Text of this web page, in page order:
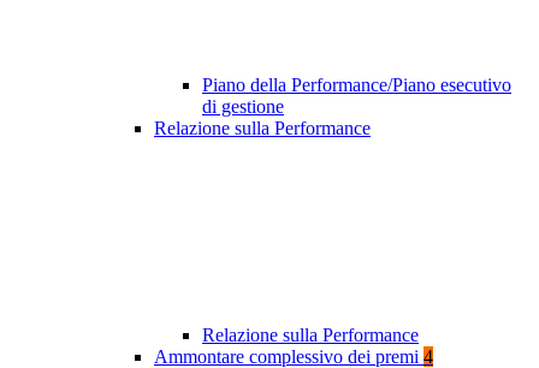
Piano della Performance/Piano esecutivo
di gestione
Relazione sulla Performance
Relazione sulla Performance
Ammontare complessivo dei premi 4